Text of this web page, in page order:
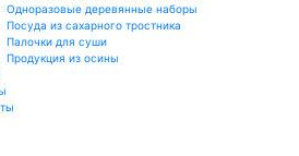
Одноразовые деревянные наборы
Посуда из сахарного тростника
Палочки для суши
Продукция из осины